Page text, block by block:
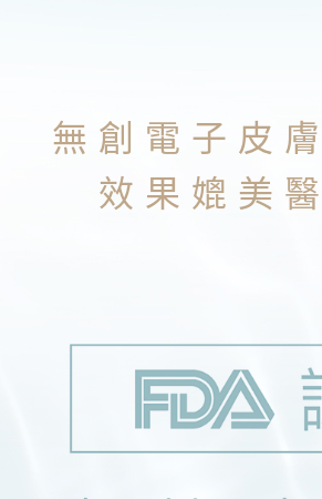
無創電子皮
效果媲美